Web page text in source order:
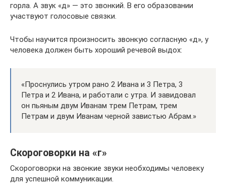
горла. А звук «д» — это звонкий. В его образовании
участвуют голосовые связки.
Чтобы научится произносить звонкую согласную «д», у
человека должен быть хороший речевой выдох:
«Проснулись утром рано 2 Ивана и 3 Петра, 3
Петра и 2 Ивана, и работали с утра. И завидовал
он пьяным двум Иванам трем Петрам, трем
Петрам и двум Иванам черной завистью Абрам.»
Скороговорки на «г»
Скороговорки на звонкие звуки необходимы человеку
для успешной коммуникации.